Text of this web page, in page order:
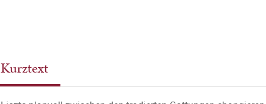
Kurztext